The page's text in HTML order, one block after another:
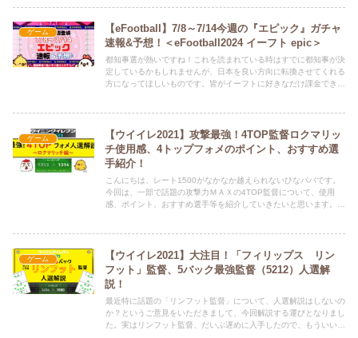
いろいろと試してみましたので紹介していきたいと思います。それ
では、別記事でも紹介（おすすめ）している「チェレフチェンコ監
督」を使いいろいろと試してみましたので、早速紹介していきま
す。
ゲーム
【eFootball】7/8～7/14今週の『エピック』ガチャ
速報&予想！＜eFootball2024 イーフト epic＞
都知事選が熱いですね！これを読まれている時はすでに都知事が決
定しているかもしれませんが、日本を良い方向に転換させてくれる
方になってほしいものです。皆がイーフトに好きなだけ課金できる
どうでも良いことつぶやいてます。 ⇒ @HINAandPAPA
ゲーム
【ウイイレ2021】攻撃最強！4TOP監督ロクマリッ
チ使用感、4トップフォメのポイント、おすすめ選
手紹介！
こんにちは、レート1500がなかなか越えられないひなパパです。
今回は、一部で話題の攻撃力ＭＡＸの4TOP監督について、使用
感、ポイント、おすすめ選手等を紹介していきたいと思います。ち
ゲーム
【ウイイレ2021】大注目！「フィリップス リン
フット」監督、5バック最強監督（5212）人選解
説！
最近特に話題の「リンフット監督」について、人選解説はしないの
か？というご意見をいただきまして、今回解説する運びとなりまし
た。実はリンフット監督、だいぶ遅めに入手したので、もういいか